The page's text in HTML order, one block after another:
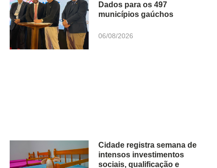
Dados para os 497
municípios gaúchos
06/08/2026
Cidade registra semana de
intensos investimentos
sociais, qualificação e